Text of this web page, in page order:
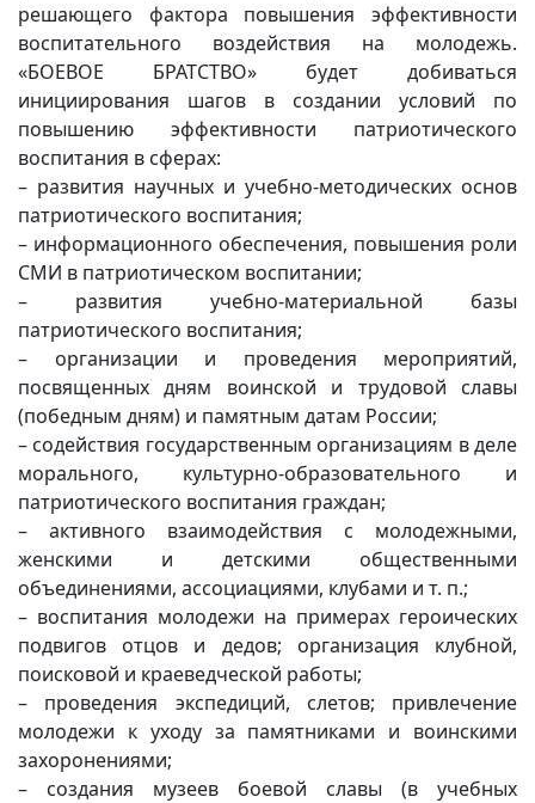
решающего фактора повышения эффективности
воспитательного воздействия на молодежь.
«БОЕВОЕ БРАТСТВО» будет добиваться
инициирования шагов в создании условий по
повышению эффективности патриотического
воспитания в сферах:
– развития научных и учебно-методических основ
патриотического воспитания;
– информационного обеспечения, повышения роли
СМИ в патриотическом воспитании;
– развития учебно-материальной базы
патриотического воспитания;
– организации и проведения мероприятий,
посвященных дням воинской и трудовой славы
(победным дням) и памятным датам России;
– содействия государственным организациям в деле
морального, культурно-образовательного и
патриотического воспитания граждан;
– активного взаимодействия с молодежными,
женскими и детскими общественными
объединениями, ассоциациями, клубами и т. п.;
– воспитания молодежи на примерах героических
подвигов отцов и дедов; организация клубной,
поисковой и краеведческой работы;
– проведения экспедиций, слетов; привлечение
молодежи к уходу за памятниками и воинскими
захоронениями;
– создания музеев боевой славы (в учебных